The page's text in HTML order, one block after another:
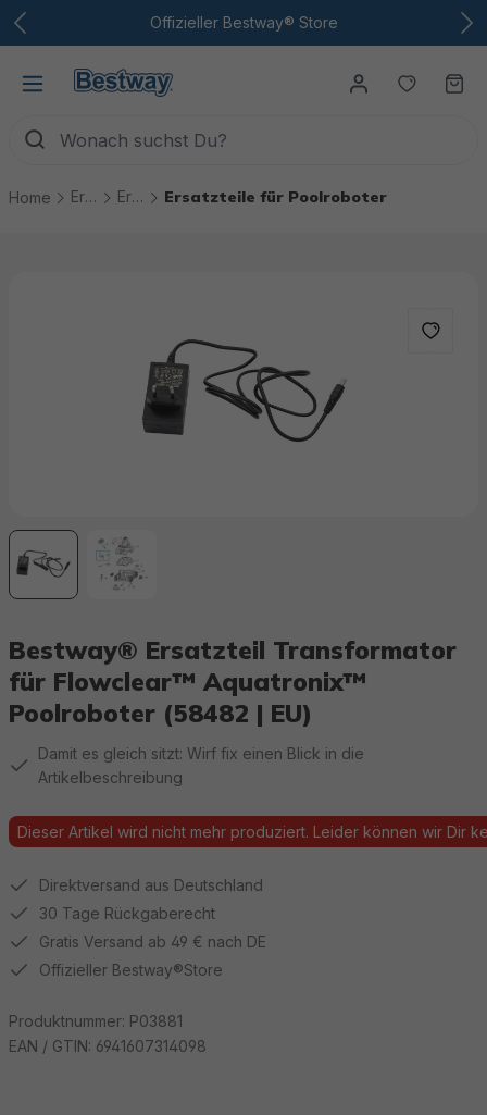
Zum Hauptinhalt Offizieller Bestway® Store
Du
Home Ersatzteile Ersatzteile Pool Technik Ersatzteile für Poolroboter
Bestway® Ersatzteil Transformator
für Flowclear™ Aquatronix™
Poolroboter (58482 | EU)
Damit es gleich sitzt: Wirf fix einen Blick in die
Artikelbeschreibung
Dieser Artikel wird nicht mehr produziert. Leider können wir Dir
Direktversand aus Deutschland
30 Tage Rückgaberecht
Gratis Versand ab 49 € nach DE
Offizieller Bestway®Store
Produktnummer: P03881
EAN / GTIN: 6941607314098